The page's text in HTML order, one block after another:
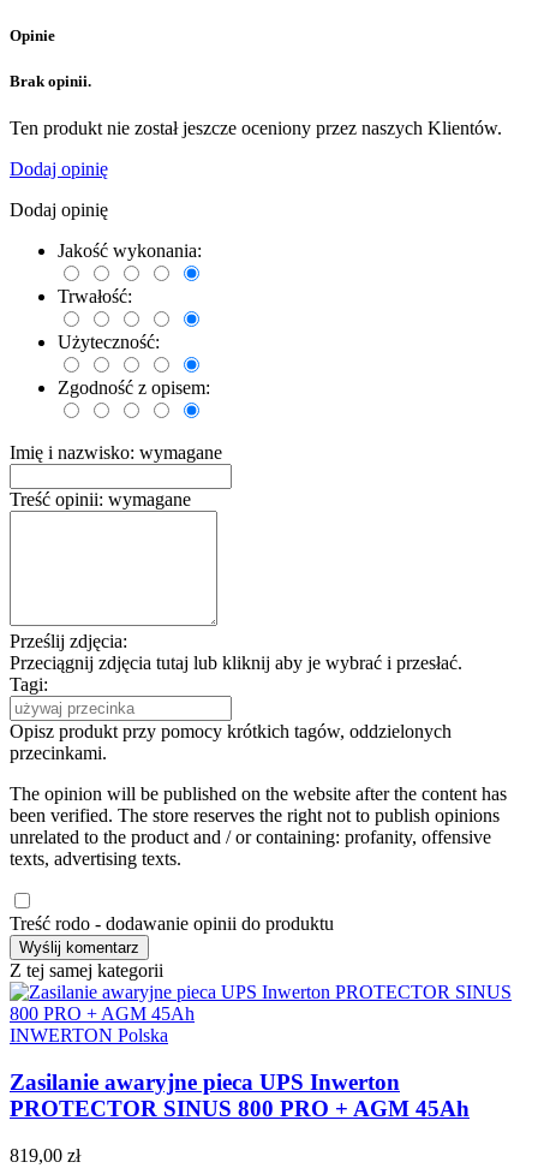
Opinie
Brak opinii.
Ten produkt nie został jeszcze oceniony przez naszych Klientów.
Dodaj opinię
Dodaj opinię
Jakość wykonania:
Trwałość:
Użyteczność:
Zgodność z opisem:
Imię i nazwisko: wymagane
Treść opinii: wymagane
Prześlij zdjęcia:
Przeciągnij zdjęcia tutaj lub kliknij aby je wybrać i przesłać.
Tagi:
Opisz produkt przy pomocy krótkich tagów, oddzielonych
przecinkami.
The opinion will be published on the website after the content has
been verified. The store reserves the right not to publish opinions
unrelated to the product and / or containing: profanity, offensive
texts, advertising texts.
Treść rodo - dodawanie opinii do produktu
Z tej samej kategorii
INWERTON Polska
Zasilanie awaryjne pieca UPS Inwerton
PROTECTOR SINUS 800 PRO + AGM 45Ah
819,00 zł